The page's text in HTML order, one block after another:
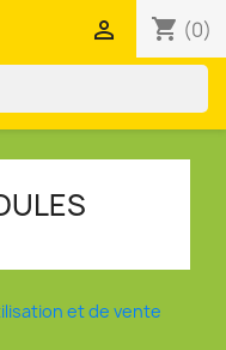
shopping_cart (0)

et de vente